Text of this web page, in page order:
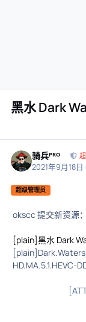
黑水 Dark
骑兵ᴾᴿᴼ
2021年9月18
超级管理员
okscc 提交新资源：
[plain]黑水 Dark
HD.MA.5.1.HEVC-